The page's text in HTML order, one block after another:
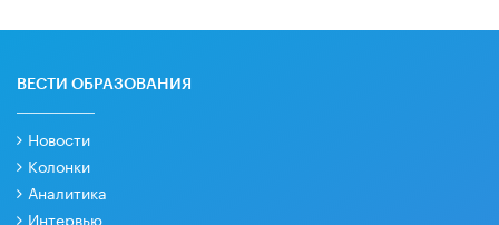
ВЕСТИ ОБРАЗОВАНИЯ
Новости
Колонки
Аналитика
Интервью